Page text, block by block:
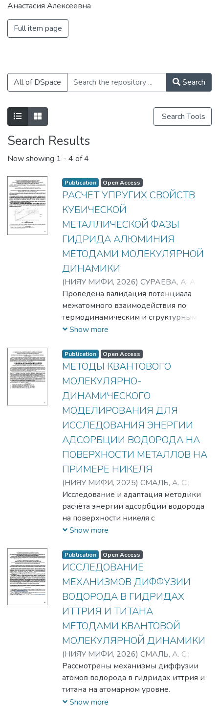
Анастасия Алексеевна
Full item page
All of DSpace Search
Search Tools
Search Results
Now showing 1 - 4 of 4
Publication Open Access
РАСЧЕТ УПРУГИХ СВОЙСТВ
КУБИЧЕСКОЙ
МЕТАЛЛИЧЕСКОЙ ФАЗЫ
ГИДРИДА АЛЮМИНИЯ
МЕТОДАМИ МОЛЕКУЛЯРНОЙ
ДИНАМИКИ
(НИЯУ МИФИ, 2026) СУРАЕВА, А. А.
БОГДАНОВА, Ю. А.;МАКЛАШОВА, И.
В.;СМАЛЬ, А. С.;Смаль, Арина
Сергеевна;Сураева, Анастасия
Алексеевна;
Владимировна
Проведена валидация потенциала
межатомного взаимодействия по
термодинамическим и структурным
данным. Методами молекулярной
свойства β-фазы гидрида алюминия.
Представлен анализ влияния давления
на упругие модули и параметры
решетки.
Show more
Publication Open Access
МЕТОДЫ КВАНТОВОГО
МОЛЕКУЛЯРНО-
ДИНАМИЧЕСКОГО
МОДЕЛИРОВАНИЯ ДЛЯ
ИССЛЕДОВАНИЯ ЭНЕРГИИ
АДСОРБЦИИ ВОДОРОДА НА
ПОВЕРХНОСТИ МЕТАЛЛОВ НА
ПРИМЕРЕ НИКЕЛЯ
(НИЯУ МИФИ, 2025) СМАЛЬ, А. С.;
БОГДАНОВА, Ю. А.;СУРАЕВА, А. А.;
ЕГОРОВ, А. А.;Егоров, Александр
Александрович ;Сураева, Анастасия
Алексеевна;
Исследование и адаптация методики
расчёта энергии адсорбции водорода
на поверхности никеля с
использованием методов квантового
моделирования. Анализируется
зависимость этой энергии от
положения атома водорода
относительно поверхности никеля.
Дается подробное описание подходов,
применяемых для вычислений, а также
рассматриваются полученные
результаты и их значение для
понимания взаимодействий между
водородом и никелем.
Show more
Publication Open Access
ИССЛЕДОВАНИЕ
МЕХАНИЗМОВ ДИФФУЗИИ
ВОДОРОДА В ГИДРИДАХ
ИТТРИЯ И ТИТАНА
МЕТОДАМИ КВАНТОВОЙ
МОЛЕКУЛЯРНОЙ ДИНАМИКИ
(НИЯУ МИФИ, 2026) СМАЛЬ, А. С.;
БОГДАНОВА, Ю. А.;СУРАЕВА, А. А.;
ЕГОРОВ, А. А.;Егоров, Александр
Александрович;Смаль, Арина
Сергеевна;Сураева, Анастасия
Рассмотрены механизмы диффузии
атомов водорода в гидридах иттрия и
титана на атомарном уровне.
Проведено моделирование вакансий
Show more